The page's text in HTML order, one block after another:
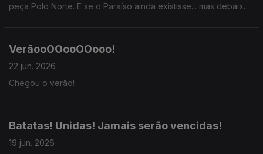
peça Polo Norte. E se o Paraíso ainda existisse... mas debaixo
VerãooOOooOOooo!
22 jun. 2026
Chegou o verão!
Batatas! Unidas! Jamais serão vencidas!
19 jun. 2026